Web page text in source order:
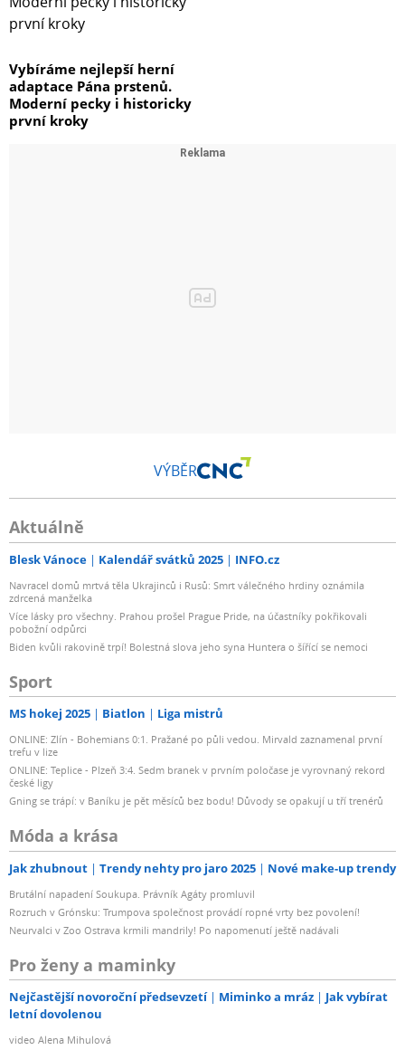
Vybíráme nejlepší herní
adaptace Pána prstenů.
Moderní pecky i historicky
první kroky
VÝBĚR
Aktuálně
Blesk Vánoce Kalendář svátků 2025 INFO.cz
Navracel domů mrtvá těla Ukrajinců i Rusů: Smrt válečného hrdiny oznámila
zdrcená manželka
Více lásky pro všechny. Prahou prošel Prague Pride, na účastníky pokřikovali
pobožní odpůrci
Biden kvůli rakovině trpí! Bolestná slova jeho syna Huntera o šířící se nemoci
Sport
MS hokej 2025 Biatlon Liga mistrů
ONLINE: Zlín - Bohemians 0:1. Pražané po půli vedou. Mirvald zaznamenal první
trefu v lize
ONLINE: Teplice - Plzeň 3:4. Sedm branek v prvním poločase je vyrovnaný rekord
české ligy
Gning se trápí: v Baníku je pět měsíců bez bodu! Důvody se opakují u tří trenérů
Móda a krása
Jak zhubnout Trendy nehty pro jaro 2025 Nové make-up trendy
Brutální napadení Soukupa. Právník Agáty promluvil
Rozruch v Grónsku: Trumpova společnost provádí ropné vrty bez povolení!
Neurvalci v Zoo Ostrava krmili mandrily! Po napomenutí ještě nadávali
Pro ženy a maminky
Nejčastější novoroční předsevzetí Miminko a mráz
Jak vybírat
letní dovolenou
video Alena Mihulová